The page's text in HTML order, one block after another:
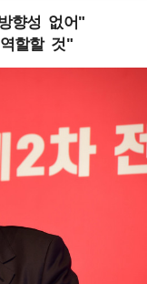
향성 없어"
할할 것"